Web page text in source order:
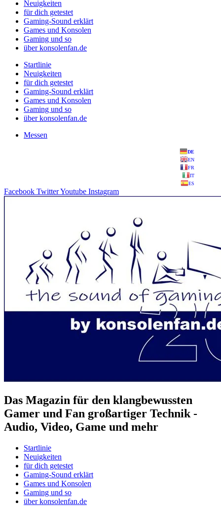
Neuigkeiten
für dich getestet
Gaming-Sound erklärt
Games und Konsolen
Gaming und so
über konsolenfan.de
Startlinie
Neuigkeiten
für dich getestet
Gaming-Sound erklärt
Games und Konsolen
Gaming und so
über konsolenfan.de
Messen
DE
EN
FR
IT
ES
Facebook TwitterYoutube Instagram
Das Magazin für den klangbewussten
Gamer und Fan großartiger Technik -
Audio, Video, Game und mehr
Startlinie
Neuigkeiten
für dich getestet
Gaming-Sound erklärt
Games und Konsolen
Gaming und so
über konsolenfan.de